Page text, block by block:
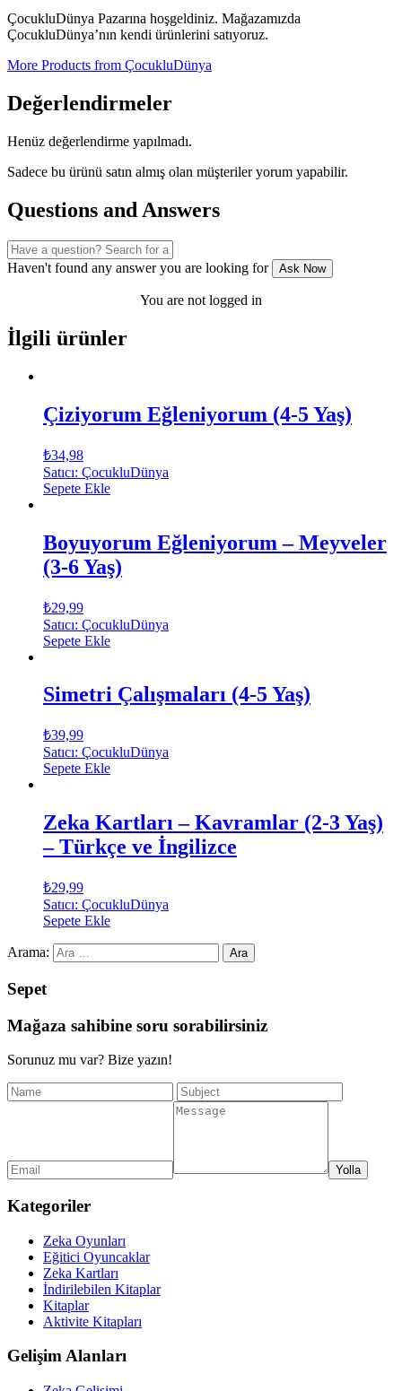
ÇocukluDünya Pazarına hoşgeldiniz. Mağazamızda
ÇocukluDünya’nın kendi ürünlerini satıyoruz.
More Products from ÇocukluDünya
Değerlendirmeler
Henüz değerlendirme yapılmadı.
Sadece bu ürünü satın almış olan müşteriler yorum yapabilir.
Questions and Answers
Haven't found any answer you are looking for Ask Now
You are not logged in
İlgili ürünler
Çiziyorum Eğleniyorum (4-5 Yaş)
₺34,98
Satıcı: ÇocukluDünya
Sepete Ekle
Boyuyorum Eğleniyorum – Meyveler
(3-6 Yaş)
₺29,99
Satıcı: ÇocukluDünya
Sepete Ekle
Simetri Çalışmaları (4-5 Yaş)
₺39,99
Satıcı: ÇocukluDünya
Sepete Ekle
Zeka Kartları – Kavramlar (2-3 Yaş)
– Türkçe ve İngilizce
₺29,99
Satıcı: ÇocukluDünya
Sepete Ekle
Arama:
Sepet
Mağaza sahibine soru sorabilirsiniz
Sorunuz mu var? Bize yazın!
Kategoriler
Zeka Oyunları
Eğitici Oyuncaklar
Zeka Kartları
İndirilebilen Kitaplar
Kitaplar
Aktivite Kitapları
Gelişim Alanları